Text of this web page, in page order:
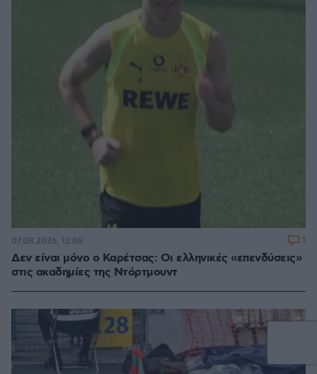
Δεν είναι μόνο ο Καρέτσας: Οι ελληνικές «επενδύσεις»
στις ακαδημίες της Ντόρτμουντ
07.08.2026, 12:08 1